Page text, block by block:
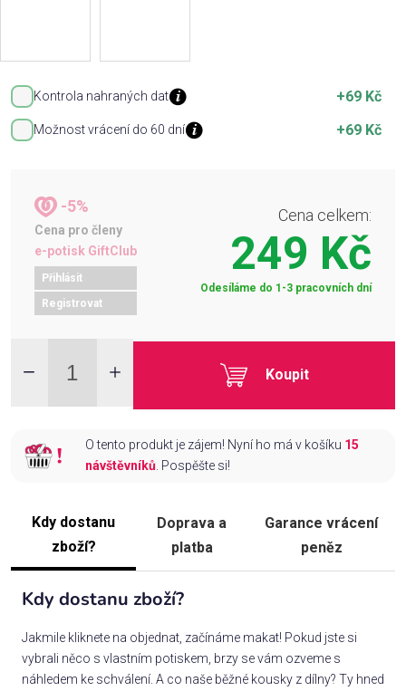
Kontrola nahraných dat +69 Kč
Možnost vrácení do 60 dní +69 Kč
-5%
Cena pro členy
e-potisk GiftClub
Přihlásit
Registrovat
Cena celkem:
249 Kč
Odesíláme do 1-3 pracovních dní
Koupit
O tento produkt je zájem! Nyní ho má v košíku 15
návštěvníků. Pospěšte si!
Kdy dostanu
zboží?
Doprava a
platba
Garance vrácení
peněz
Kdy dostanu zboží?
Jakmile kliknete na objednat, začínáme makat! Pokud jste si
vybrali něco s vlastním potiskem, brzy se vám ozveme s
náhledem ke schválení. A co naše běžné kousky z dílny? Ty hned